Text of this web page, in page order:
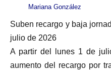
Mariana González
Suben recargo y baja
julio de 2026
A partir del lunes 1 de
aumento del recargo por